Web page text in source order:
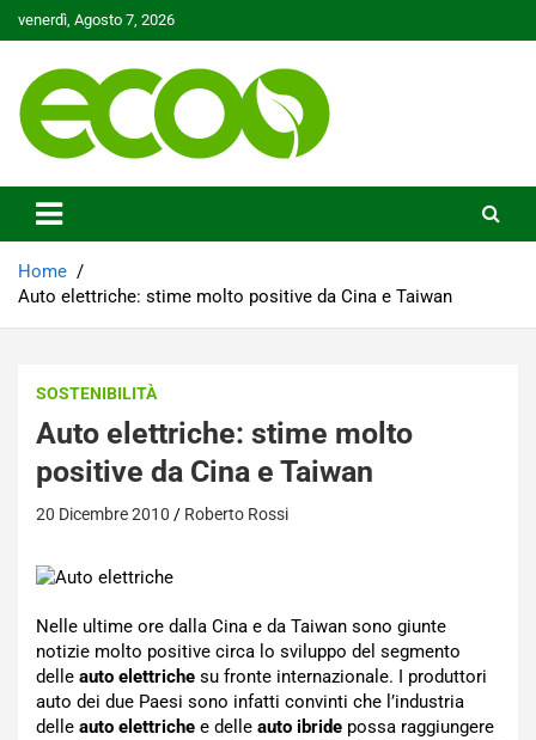
to
venerdì, Agosto 7, 2026
Ecoo.it
Home
Auto elettriche: stime molto positive da Cina e Taiwan
SOSTENIBILITÀ
Auto elettriche: stime molto
positive da Cina e Taiwan
20 Dicembre 2010 Roberto Rossi
Nelle ultime ore dalla Cina e da Taiwan sono giunte
notizie molto positive circa lo sviluppo del segmento
delle auto elettriche su fronte internazionale. I produttori
auto dei due Paesi sono infatti convinti che l’industria
delle auto elettriche e delle auto ibride possa raggiungere